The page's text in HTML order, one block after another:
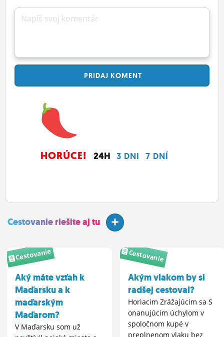
Napíš svoj komentár
PRIDAJ KOMENT
HORÚCE! 24H 3 DNI 7 DNÍ
Cestovanie riešite aj tu
Cestovanie
Aký máte vzťah k
Maďarsku a k
maďarským
Maďarom?
V Maďarsku som už
Cestovanie
Akým vlakom by si
radšej cestoval?
Horiacim Zrážajúcim sa S
onanujúcim úchylom v
spoločnom kupé v
preplnenom vlaku bez